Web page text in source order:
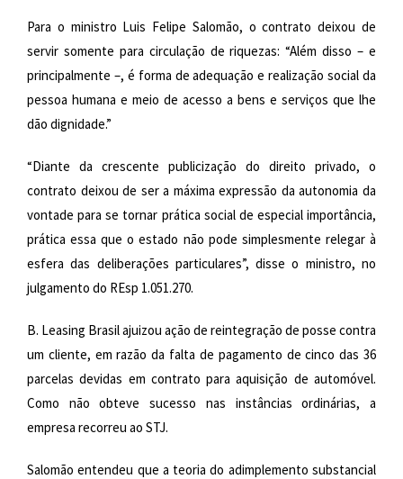
Para o ministro Luis Felipe Salomão, o contrato deixou de
servir somente para circulação de riquezas: “Além disso – e
principalmente –, é forma de adequação e realização social da
pessoa humana e meio de acesso a bens e serviços que lhe
dão dignidade.”
“Diante da crescente publicização do direito privado, o
contrato deixou de ser a máxima expressão da autonomia da
vontade para se tornar prática social de especial importância,
prática essa que o estado não pode simplesmente relegar à
esfera das deliberações particulares”, disse o ministro, no
julgamento do REsp 1.051.270.
B. Leasing Brasil ajuizou ação de reintegração de posse contra
um cliente, em razão da falta de pagamento de cinco das 36
parcelas devidas em contrato para aquisição de automóvel.
Como não obteve sucesso nas instâncias ordinárias, a
empresa recorreu ao STJ.
Salomão entendeu que a teoria do adimplemento substancial